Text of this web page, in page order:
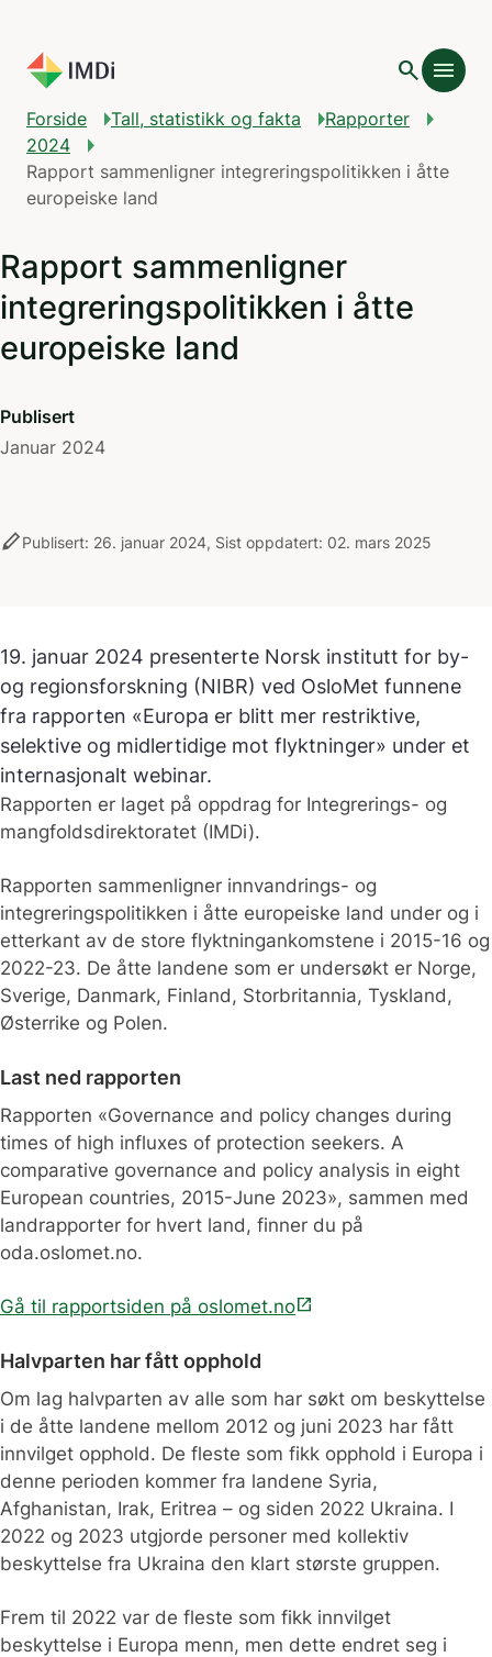
search menu
Forside Tall, statistikk og fakta
Rapporter
2024
Rapport sammenligner integreringspolitikken i åtte
europeiske land
Rapport sammenligner
integreringspolitikken i åtte
europeiske land
Publisert
Januar 2024
stylusPublisert: 26. januar 2024, Sist oppdatert: 02. mars 2025
19. januar 2024 presenterte Norsk institutt for by-
og regionsforskning (NIBR) ved OsloMet funnene
fra rapporten «Europa er blitt mer restriktive,
selektive og midlertidige mot flyktninger» under et
internasjonalt webinar.
Rapporten er laget på oppdrag for Integrerings- og
mangfoldsdirektoratet (IMDi).
Rapporten sammenligner innvandrings- og
integreringspolitikken i åtte europeiske land under og i
etterkant av de store flyktningankomstene i 2015-16 og
2022-23. De åtte landene som er undersøkt er Norge,
Sverige, Danmark, Finland, Storbritannia, Tyskland,
Østerrike og Polen.
Last ned rapporten
Rapporten «Governance and policy changes during
times of high influxes of protection seekers. A
comparative governance and policy analysis in eight
European countries, 2015-June 2023», sammen med
landrapporter for hvert land, finner du på
oda.oslomet.no.
Gå til rapportsiden på oslomet.noopen_in_new
Halvparten har fått opphold
Om lag halvparten av alle som har søkt om beskyttelse
i de åtte landene mellom 2012 og juni 2023 har fått
innvilget opphold. De fleste som fikk opphold i Europa i
denne perioden kommer fra landene Syria,
Afghanistan, Irak, Eritrea – og siden 2022 Ukraina. I
2022 og 2023 utgjorde personer med kollektiv
beskyttelse fra Ukraina den klart største gruppen.
Frem til 2022 var de fleste som fikk innvilget
beskyttelse i Europa menn, men dette endret seg i